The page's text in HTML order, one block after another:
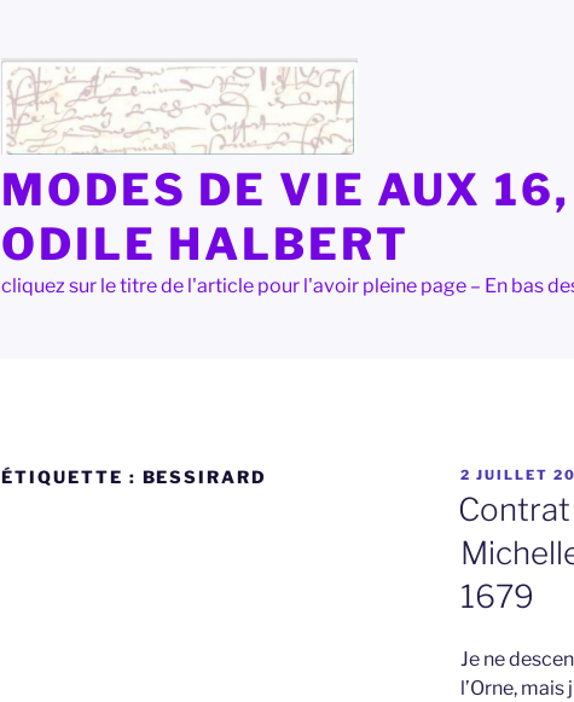
MODES DE VIE AUX
ODILE HALBERT
cliquez sur le titre de l'article pour l'avoir pleine page – En bas
ÉTIQUETTE : BESSIRARD
PUBLIÉ
LE
2 JUILLET
1679
Je ne
l’Orne,